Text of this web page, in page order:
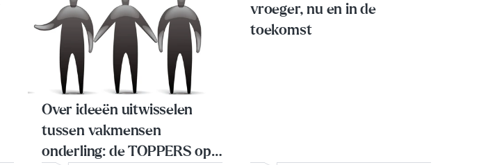
Over ideeën uitwisselen
tussen vakmensen
onderling: de TOPPERS op
vroeger, nu en in de
toekomst